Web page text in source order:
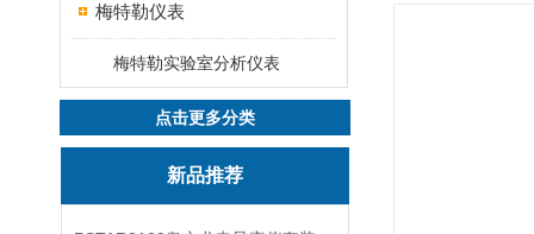
梅特勒仪表
梅特勒实验室分析仪表
点击更多分类
新品推荐